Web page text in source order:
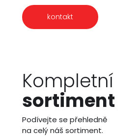
kontakt
Kompletní
sortiment
Podívejte se přehledně
na celý náš sortiment.